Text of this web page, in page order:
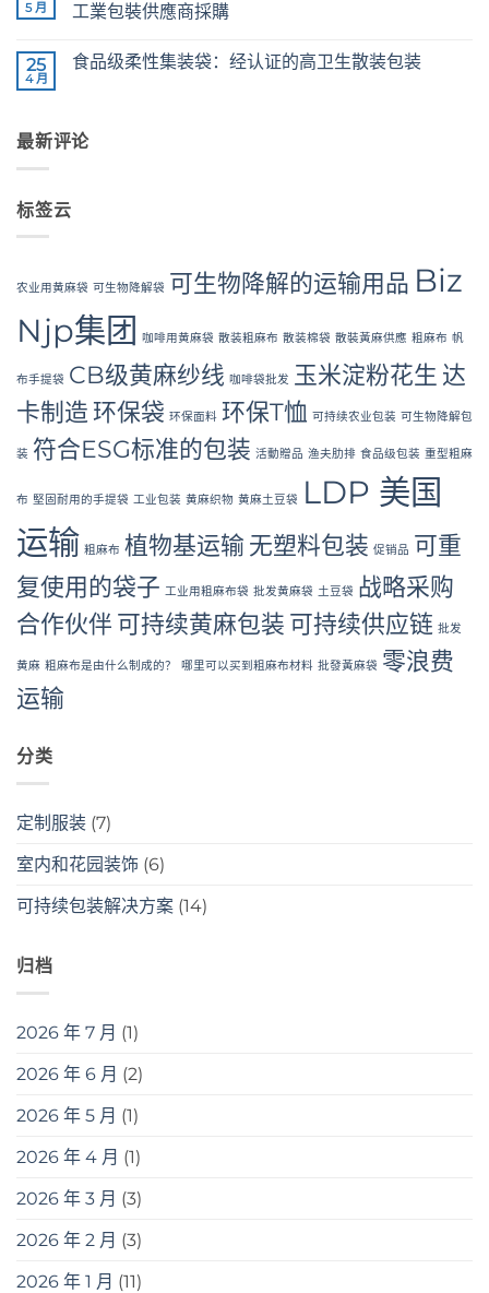
Jute
Yarn:
for
Applications
5 月
工業包裝供應商採購
Guide
Bags
Wholesale:
Premier
Industrial
论
25
4 月
食品级柔性集装袋：经认证的高卫生散装包装
Certified
High-
最新评论
标签云
农业用黄麻袋 可生物降解袋 可生物降解的运输用品 Biz
Njp集团
咖啡用黄麻袋 散装粗麻布 散装棉袋 散裝黃麻供應 粗麻布 帆
布手提袋 CB级黄麻纱线 咖啡袋批发 玉米淀粉花生 达
卡制造 环保袋 环保面料 环保T恤 可持续农业包装 可生物降解包
装 符合ESG标准的包装 活動贈品 渔夫肋排 食品级包装 重型粗麻
布 堅固耐用的手提袋 工业包装 黄麻织物 黄麻土豆袋
LDP 美国
运输 粗麻布 植物基运输 无塑料包装 促销品 可重
复使用的袋子 工业用粗麻布袋 批发黄麻袋 土豆袋 战略采购
合作伙伴 可持续黄麻包装 可持续供应链 批发
黄麻 粗麻布是由什么制成的？ 哪里可以买到粗麻布材料 批發黃麻袋 零浪费
运输
分类
定制服装 (7)
室内和花园装饰 (6)
可持续包装解决方案 (14)
归档
2026 年 7 月 (1)
2026 年 6 月 (2)
2026 年 5 月 (1)
2026 年 4 月 (1)
2026 年 3 月 (3)
2026 年 2 月 (3)
2026 年 1 月 (11)